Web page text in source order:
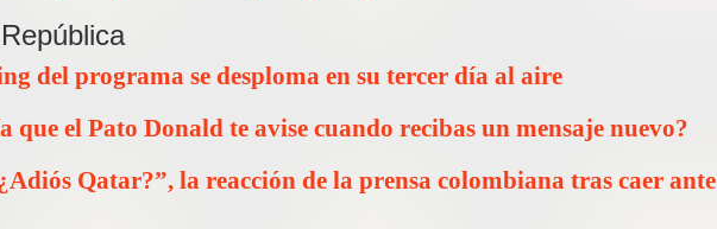
del programa se desploma en su tercer día al aire
el Pato Donald te avise cuando recibas un mensaje nuevo?
Qatar?”, la reacción de la prensa colombiana tras caer ante